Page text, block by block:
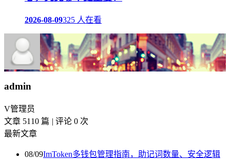
2026-08-09325 人在看
admin
V管理员
文章 5110 篇 | 评论 0 次
最新文章
08/09ImToken多钱包管理指南，助记词数量、安全逻辑